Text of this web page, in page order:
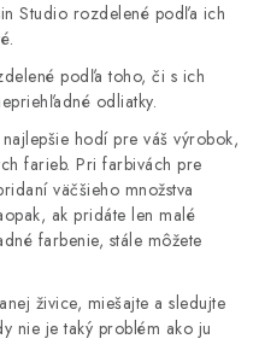
objednávky
Blog
nás
GDPR
Reklamační řád
otázky a odpovede
Studio rozdelené podľa ich
podľa toho, či s ich
odliatky.
hodí pre váš výrobok,
farieb. Pri farbivách pre
väčšieho množstva
ak pridáte len malé
farbenie, stále môžete
živice, miešajte a sledujte
nie je taký problém ako ju